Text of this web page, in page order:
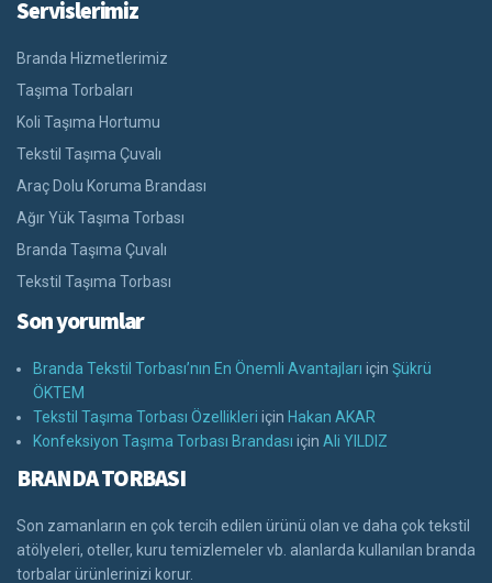
Servislerimiz
Branda Hizmetlerimiz
Taşıma Torbaları
Koli Taşıma Hortumu
Tekstil Taşıma Çuvalı
Araç Dolu Koruma Brandası
Ağır Yük Taşıma Torbası
Branda Taşıma Çuvalı
Tekstil Taşıma Torbası
Son yorumlar
Branda Tekstil Torbası’nın En Önemli Avantajları için Şükrü
ÖKTEM
Tekstil Taşıma Torbası Özellikleri için Hakan AKAR
Konfeksiyon Taşıma Torbası Brandası için Ali YILDIZ
BRANDA TORBASI
Son zamanların en çok tercih edilen ürünü olan ve daha çok tekstil
atölyeleri, oteller, kuru temizlemeler vb. alanlarda kullanılan branda
torbalar ürünlerinizi korur.